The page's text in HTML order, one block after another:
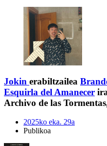
Jokin erabiltzailea
Esquirla del Amanecer
Archivo de las
2025ko eka. 29a
Publikoa